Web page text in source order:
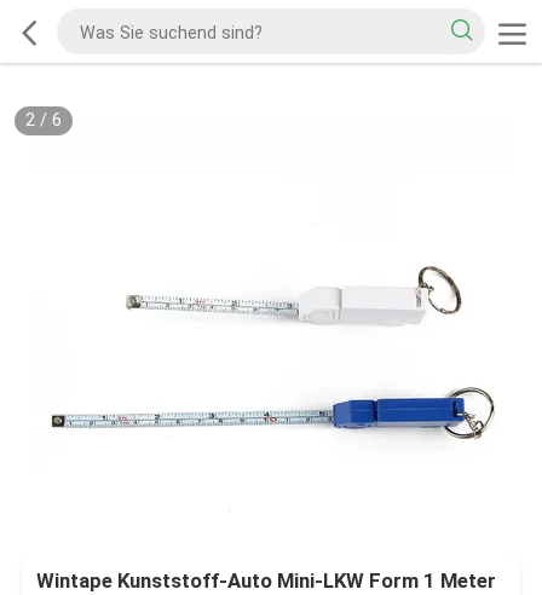
2/ 6
Wintape Kunststoff-Auto Mini-LKW Form 1 Meter